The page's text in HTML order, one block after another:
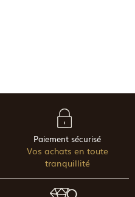
Paiement sécurisé
Vos achats en toute
tranquillité